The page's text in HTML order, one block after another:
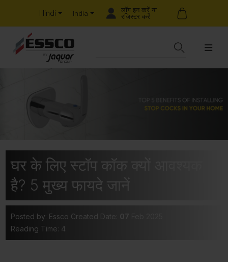
Hindi India
लॉग इन करें या
रजिस्टर करें
घर के लिए स्टॉप कॉक क्यों आवश्यक
है? 5 मुख्य फायदे जानें
Posted by: Essco Created Date:
Reading Time: 4